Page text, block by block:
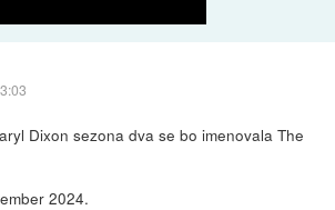
Dixon sezona dva se bo imenovala The
2024.